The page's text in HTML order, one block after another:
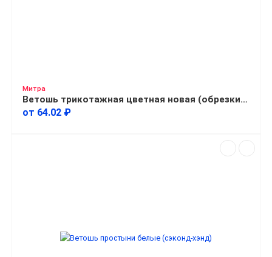
Митра
Ветошь трикотажная цветная новая (обрезки от кроя) средняя
от 64.02 ₽